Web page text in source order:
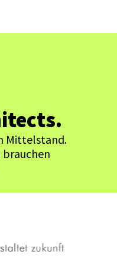
Mittelstand.